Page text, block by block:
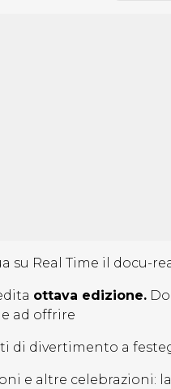
su Real Time il docu-
ottava edizione.
ad offrire
di divertimento a
e altre celebrazioni: